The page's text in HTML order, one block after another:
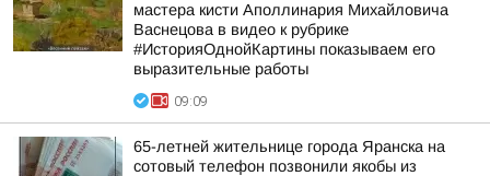
мастера кисти Аполлинария Михайловича
Васнецова в видео к рубрике
#ИсторияОднойКартины показываем его
выразительные работы
09:09
65-летней жительнице города Яранска на
сотовый телефон позвонили якобы из